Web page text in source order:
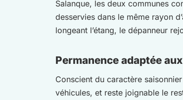
Salanque, les deux communes
desservies dans le même rayon
longeant l’étang, le dépanneur
Permanence adaptée
Conscient du caractère
véhicules, et reste joignable le